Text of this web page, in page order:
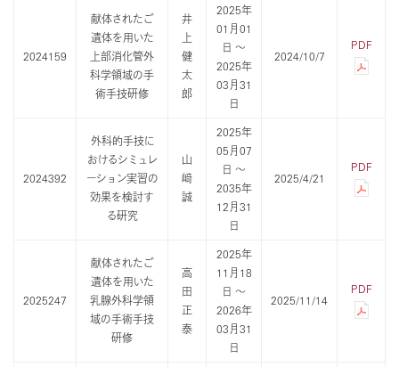
2024159
献体されたご
遺体を用いた
上部消化管外
科学領域の手
術手技研修
井
上
健
太
郎
2025年
01月01
日 ～
2025年
03月31
日
2024/10/7
PDF
2024392
外科的手技に
おけるシミュレ
ーション実習の
効果を検討す
る研究
山
﨑
誠
2025年
05月07
日 ～
2035年
12月31
日
2025/4/21
PDF
2025247
献体されたご
遺体を用いた
乳腺外科学領
域の手術手技
研修
高
田
正
泰
2025年
11月18
日 ～
2026年
03月31
日
2025/11/14
PDF